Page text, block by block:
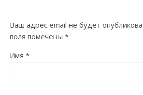
Ваш адрес email не будет
поля помечены *
Имя *